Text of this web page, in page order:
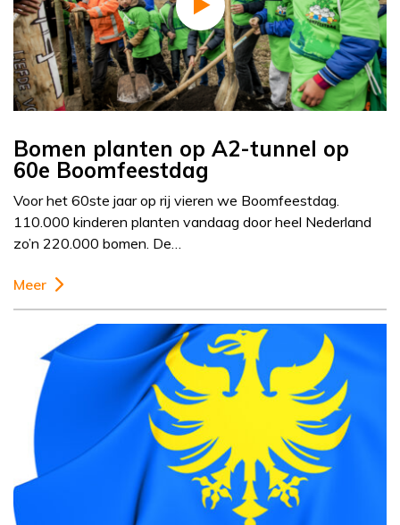
Bomen planten op A2-tunnel op
60e Boomfeestdag
Voor het 60ste jaar op rij vieren we Boomfeestdag.
110.000 kinderen planten vandaag door heel Nederland
zo’n 220.000 bomen. De…
Meer